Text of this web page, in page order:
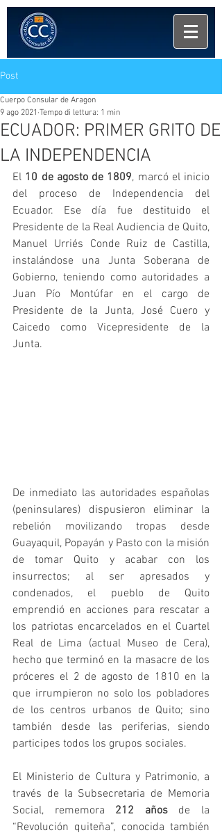
Post
ECUADOR: PRIMER GRITO DE
LA INDEPENDENCIA
Cuerpo Consular de Aragon
9 ago 2021 Tempo di lettura: 1 min
El 10 de agosto de 1809, marcó el inicio
del proceso de Independencia del
Ecuador. Ese día fue destituido el
Presidente de la Real Audiencia de Quito,
Manuel Urriés Conde Ruiz de Castilla,
instalándose una Junta Soberana de
Gobierno, teniendo como autoridades a
Juan Pío Montúfar en el cargo de
Presidente de la Junta, José Cuero y
Caicedo como Vicepresidente de la
Junta.
De inmediato las autoridades españolas
(peninsulares) dispusieron eliminar la
rebelión movilizando tropas desde
Guayaquil, Popayán y Pasto con la misión
de tomar Quito y acabar con los
insurrectos; al ser apresados y
condenados, el pueblo de Quito
emprendió en acciones para rescatar a
los patriotas encarcelados en el Cuartel
Real de Lima (actual Museo de Cera),
hecho que terminó en la masacre de los
próceres el 2 de agosto de 1810 en la
que irrumpieron no solo los pobladores
de los centros urbanos de Quito; sino
también desde las periferias, siendo
participes todos los grupos sociales.
El Ministerio de Cultura y Patrimonio, a
través de la Subsecretaria de Memoria
Social, rememora 212 años de la
“Revolución quiteña”, conocida también